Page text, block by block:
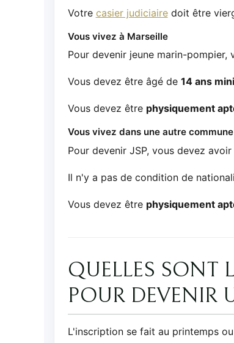
Votre casier judiciairedoit être
Vous vivez à Marseille
Pour devenir jeune marin-pompier,
Vous devez être âgé de 14 ans
Vous devez être physiquement
Vous vivez dans une autre commune
Pour devenir JSP, vous devez avoir
Il n'y a pas de condition de
Vous devez être physiquement
QUELLES SONT
POUR DEVENIR
L'inscription se fait au printemps